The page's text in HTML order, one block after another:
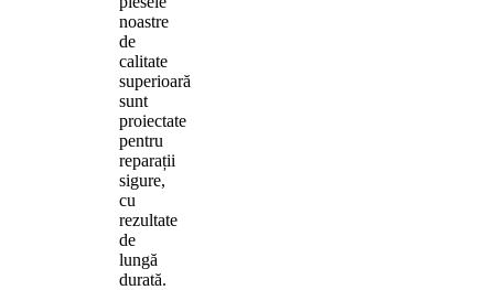
noastre
de
calitate
superioară
sunt
proiectate
pentru
reparații
sigure,
cu
rezultate
de
lungă
durată.